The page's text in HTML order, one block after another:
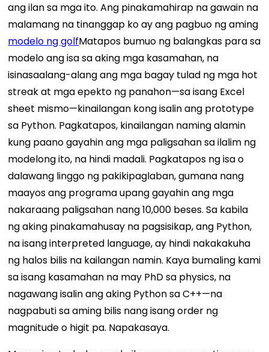
ang ilan sa mga ito. Ang pinakamahirap na gawain na
malamang na tinanggap ko ay ang pagbuo ng aming
modelo ng golfMatapos bumuo ng balangkas para sa
modelo ang isa sa aking mga kasamahan, na
isinasaalang-alang ang mga bagay tulad ng mga hot
streak at mga epekto ng panahon—sa isang Excel
sheet mismo—kinailangan kong isalin ang prototype
sa Python. Pagkatapos, kinailangan naming alamin
kung paano gayahin ang mga paligsahan sa ilalim ng
modelong ito, na hindi madali. Pagkatapos ng isa o
dalawang linggo ng pakikipaglaban, gumana nang
maayos ang programa upang gayahin ang mga
nakaraang paligsahan nang 10,000 beses. Sa kabila
ng aking pinakamahusay na pagsisikap, ang Python,
na isang interpreted language, ay hindi nakakakuha
ng halos bilis na kailangan namin. Kaya bumaling kami
sa isang kasamahan na may PhD sa physics, na
nagawang isalin ang aking Python sa C++—na
nagpabuti sa aming bilis nang isang order ng
magnitude o higit pa. Napakasaya.